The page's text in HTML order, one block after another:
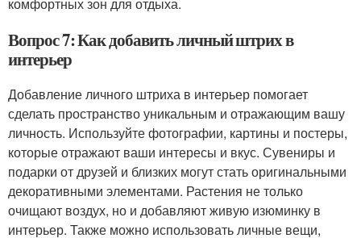
Вопрос 7: Как добавить личный штрих в
интерьер
Добавление личного штриха в интерьер помогает
сделать пространство уникальным и отражающим вашу
личность. Используйте фотографии, картины и постеры,
которые отражают ваши интересы и вкус. Сувениры и
подарки от друзей и близких могут стать оригинальными
декоративными элементами. Растения не только
очищают воздух, но и добавляют живую изюминку в
интерьер. Также можно использовать личные вещи,